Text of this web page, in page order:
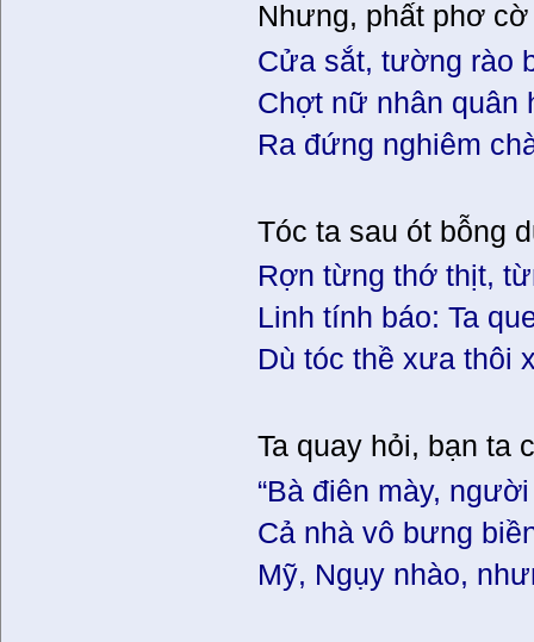
Nhưng, phất phơ
Cửa sắt, tường rào
Chợt nữ nhân quân
Ra đứng nghiêm
Tóc ta sau ót bỗng
Rợn từng thớ thịt,
Linh tính báo: Ta
Dù tóc thề xưa thôi
Ta quay hỏi, bạn ta
“Bà điên mày,
Cả nhà vô bưng
Mỹ, Ngụy nhào,